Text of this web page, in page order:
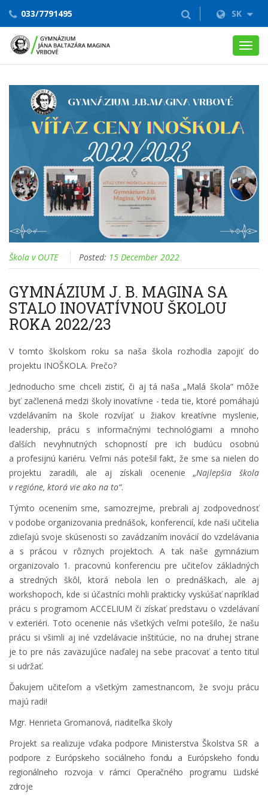
033/7791495 SK
Škola v OUTE Posted: 15 December 2022
GYMNÁZIUM J. B. MAGINA SA
STALO INOVATÍVNOU ŠKOLOU
ROKA 2022/23
V tomto školskom roku sa naša škola rozhodla zapojiť do
projektu INOŠKOLA. Prečo?
Jednoducho sme chceli zistiť, či aj tá naša „Malá škola“ môže
byť začlenená medzi školy inovatívne - teda tie, ktoré pomáhajú
vzdelávaním na škole rozvíjať u žiakov kreatívne myslenie,
leadership, prácu s informačnými technológiami a mnoho
ďalších nevyhnutných schopností pre ich budúcu osobnú
a profesijnú kariéru. Veľmi nás potešil fakt, že sme sa nielen do
projektu zaradili, ale aj získali ocenenie „Najlepšia škola
v regióne, ktorá vie ako na to“.
Týmto ocenením sme, samozrejme, prebrali aj zodpovednosť
v podobe organizovania prednášok, konferencií, kde naši učitelia
zdieľajú svoje skúsenosti so zavádzaním inovácií do vzdelávania
a s prácou v rôznych projektoch. A tak naše gymnázium
organizovalo 1. pracovnú konferenciu pre učiteľov základných
a stredných škôl, ktorá nebola len o prednáškach, ale aj
workshopoch, kde si účastníci mohli prakticky vyskúšať napríklad
prácu s programom ACCELIUM či získať predstavu o vzdelávaní
v exteriéri. Toto ocenenie nás všetkých veľmi potešilo, že našu
prácu si všimli aj iné vzdelávacie inštitúcie, no na druhej strane
je to pre nás zaväzujúce naďalej na sebe pracovať a tento titul
si udržať.
Ďakujem učiteľom a všetkým zamestnancom, že svoju prácu
majú radi!
Mgr. Henrieta Gromanová, riaditeľka školy
Projekt sa realizuje vďaka podpore Ministerstva Školstva SR
a
podpore z Európskeho sociálneho fondu a Európskeho fondu
regionálneho rozvoja v rámci Operačného programu Ľudské
zdroje